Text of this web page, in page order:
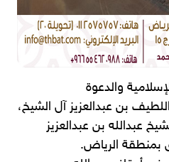
والدعوة
بن عبدالعزيز آل الشيخ،
عبدالله بن عبدالعزيز
بمنطقة الرياض.